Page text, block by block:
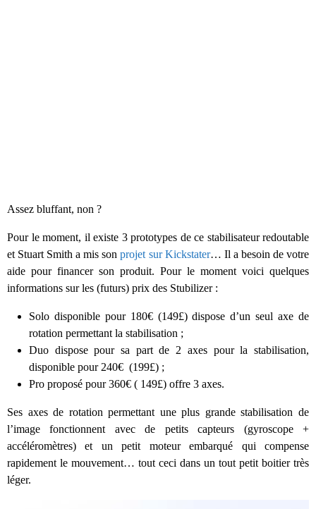
Assez bluffant, non ?
Pour le moment, il existe 3 prototypes de ce stabilisateur redoutable
et Stuart Smith a mis sonprojet sur Kickstater… Il a besoin de votre
aide pour financer son produit. Pour le moment voici quelques
informations sur les (futurs) prix des Stubilizer :
Solo disponible pour 180€ (149£) dispose d’un seul axe de
rotation permettant la stabilisation ;
Duo dispose pour sa part de 2 axes pour la stabilisation,
disponible pour 240€ (199£) ;
Pro proposé pour 360€ ( 149£) offre 3 axes.
Ses axes de rotation permettant une plus grande stabilisation de
l’image fonctionnent avec de petits capteurs (gyroscope +
accéléromètres) et un petit moteur embarqué qui compense
rapidement le mouvement… tout ceci dans un tout petit boitier très
léger.